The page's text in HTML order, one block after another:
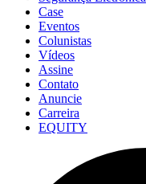
Case
Eventos
Colunistas
Vídeos
Assine
Contato
Anuncie
Carreira
EQUITY